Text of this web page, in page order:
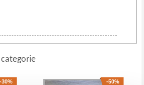
categorie
-30% -50%